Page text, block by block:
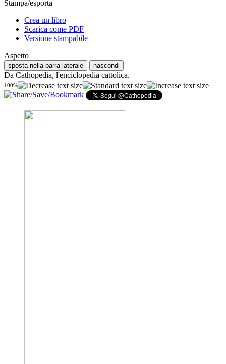
Stampa/esporta
Crea un libro
Scarica come PDF
Versione stampabile
Aspetto
sposta nella barra laterale nascondi
Da Cathopedia, l'enciclopedia cattolica.
100%